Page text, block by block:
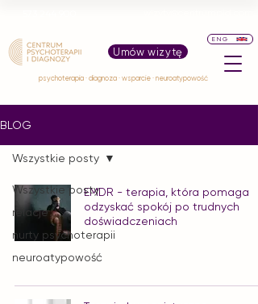
psychoterapia · diagnoza · wsparcie · neuroatypowość
Umów wizytę
ENG
BLOG
Wszystkie posty
relacje
nurty psychoterapii
neuroatypowość
Wszystkie posty
EMDR - terapia, która pomaga
odzyskać spokój po trudnych
doświadczeniach